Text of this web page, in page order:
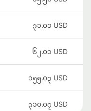
၃၁.၀၁ USD
၆၂.၀၁ USD
၁၅၅.၀၃ USD
၃၁၀.၀၇ USD